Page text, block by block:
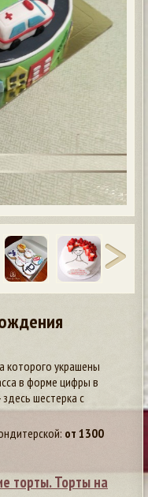
которого украшены
в форме цифры в
шестерка с
от 1300
торты. Торты на